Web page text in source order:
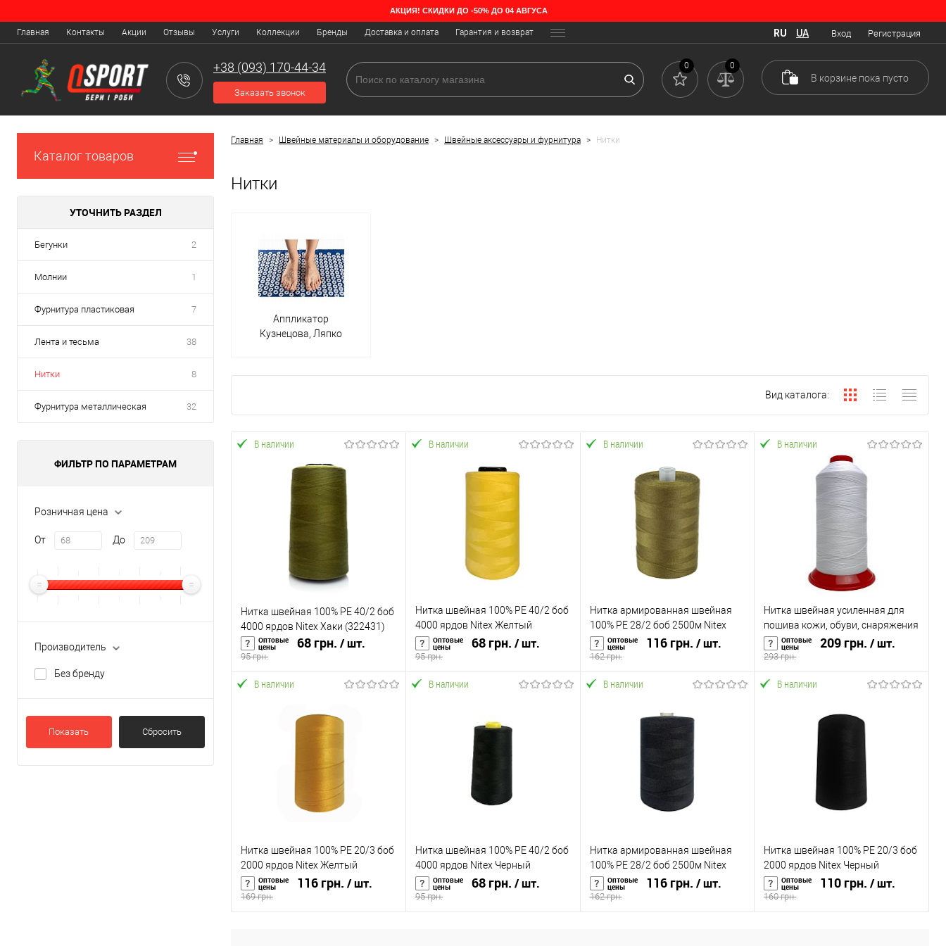
АКЦИЯ! СКИДКИ ДО -50% ДО 04 АВГУСА
Главная Контакты Акции Отзывы Услуги Коллекции Бренды Доставка и оплата Гарантия и возврат Вход Регистрация
RU UA
+38 (093) 170-44-34
Заказать звонок
0 0
В корзине пока пусто
Каталог товаров
УТОЧНИТЬ РАЗДЕЛ
Бегунки 2
Молнии 1
Фурнитура пластиковая 7
Лента и тесьма 38
Нитки 8
Фурнитура металлическая 32
ФИЛЬТР ПО ПАРАМЕТРАМ
Розничная цена
От До
Производитель
Без бренду
Показать Сбросить
Главная > Швейные материалы и оборудование > Швейные аксессуары и фурнитура > Нитки
Нитки
Аппликатор
Кузнецова, Ляпко
Вид каталога:
В наличии
Нитка швейная 100% PE 40/2 боб
4000 ярдов Nitex Хаки (322431)
Оптовые
цены 68 грн. / шт.
95 грн.
Купить в 1 клик
К сравнению
В избранное
В наличии
Нитка швейная 100% PE 40/2 боб
4000 ярдов Nitex Желтый
(320570)
Оптовые
цены 68 грн. / шт.
95 грн.
Купить в 1 клик
В избранное
В наличии
Нитка армированная швейная
100% PE 28/2 боб 2500м Nitex
Хаки (322549)
Оптовые
цены 116 грн. / шт.
162 грн.
Купить в 1 клик
В наличии
Нитка швейная усиленная для
пошива кожи, обуви, снаряжения
750м Ozen Iplik Polyart №10
Белый 201 (5107)
Оптовые
цены 209 грн./ шт.
293 грн.
Купить в 1 клик
К сравнению
В избранное
В наличии
В наличии
Нитка швейная 100% PE 20/3 боб
2000 ярдов Nitex Желтый
(169605)
Оптовые
цены 116 грн. / шт.
169 грн.
В наличии
Нитка швейная 100% PE 40/2 боб
4000 ярдов Nitex Черный
(317053)
Оптовые
цены 68 грн. / шт.
95 грн.
В наличии
Нитка армированная швейная
100% PE 28/2 боб 2500м Nitex
Черный (271827)
Оптовые
цены 116 грн. / шт.
162 грн.
В наличии
Нитка швейная 100% PE 20/3 боб
2000 ярдов Nitex Черный
(127317)
Оптовые
цены 110 грн./ шт.
160 грн.